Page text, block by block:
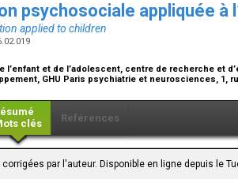
psychosociale appliquée à
applied to children
l’enfant et de l’adolescent, centre de recherche et
GHU Paris psychiatrie et neurosciences, 1,
clés
Références
par l'auteur. Disponible en ligne depuis le